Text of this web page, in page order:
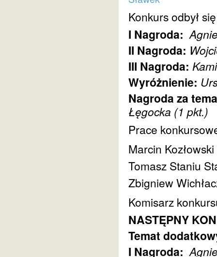
Konkurs odbył
I Nagroda:
II Nagroda:
III Nagroda:
Wyróżnienie:
Nagroda za
Łęgocka (1 pkt.)
Prace
Marcin Kozłowski
Tomasz Staniu
Zbigniew
Komisarz
NASTĘPNY
Temat
I Nagroda: